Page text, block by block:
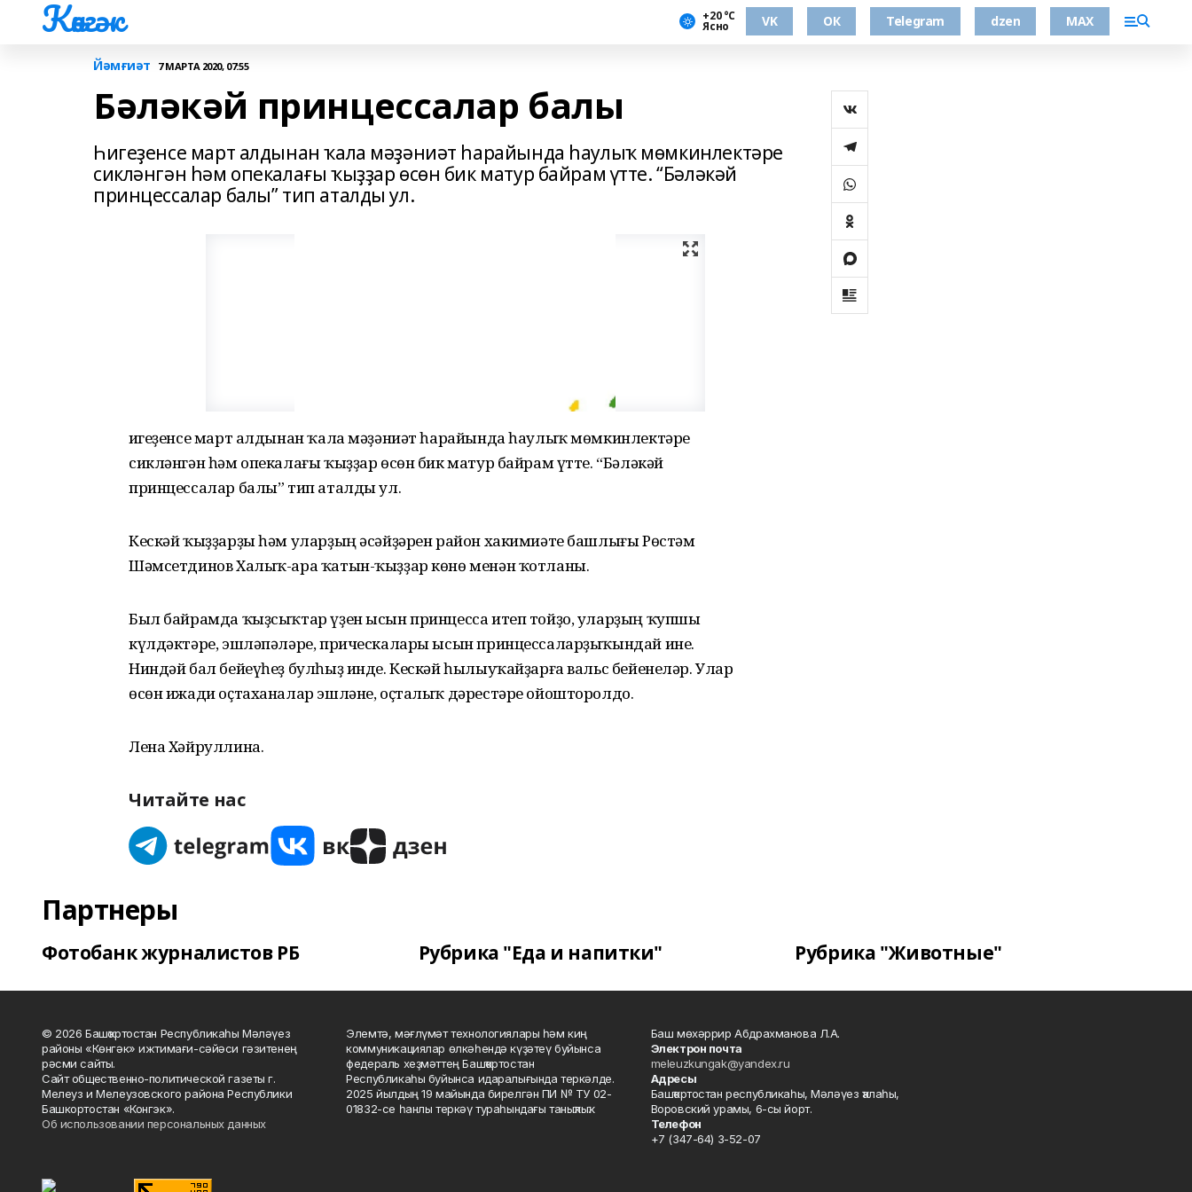
Көнгәк +20 °С
Ясно VK ОК Telegram dzen MAX
Йәмғиәт 7 МАРТА 2020, 07:55
Бәләкәй принцессалар балы
Һигеҙенсе март алдынан ҡала мәҙәниәт һарайында һаулыҡ мөмкинлектәре
сикләнгән һәм опекалағы ҡыҙҙар өсөн бик матур байрам үтте. “Бәләкәй
принцессалар балы” тип аталды ул.
Һигеҙенсе март алдынан ҡала мәҙәниәт һарайында һаулыҡ мөмкинлектәре
сикләнгән һәм опекалағы ҡыҙҙар өсөн бик матур байрам үтте. “Бәләкәй
принцессалар балы” тип аталды ул.
Кескәй ҡыҙҙарҙы һәм уларҙың әсәйҙәрен район хакимиәте башлығы Рөстәм
Шәмсетдинов Халыҡ-ара ҡатын-ҡыҙҙар көнө менән ҡотланы.
Был байрамда ҡыҙсыҡтар үҙен ысын принцесса итеп тойҙо, уларҙың ҡупшы
күлдәктәре, эшләпәләре, прическалары ысын принцессаларҙыҡындай ине.
Ниндәй бал бейеүһеҙ булһыҙ инде. Кескәй һылыуҡайҙарға вальс бейенеләр. Улар
өсөн ижади оҫтаханалар эшләне, оҫталыҡ дәрестәре ойошторолдо.
Лена Хәйруллина.
Читайте нас
Партнеры
Фотобанк журналистов РБ Рубрика "Еда и напитки" Рубрика "Животные"
© 2026 Башҡортостан Республикаһы Мәләүез
районы «Көнгәк» ижтимағи-сәйәси гәзитенең
рәсми сайты.
Сайт общественно-политической газеты г.
Мелеуз и Мелеузовского района Республики
Башкортостан «Конгэк».
Об использовании персональных данных
Элемтә, мәғлүмәт технологиялары һәм киң
коммуникациялар өлкәһендә күҙәтеү буйынса
федераль хеҙмәттең Башҡортостан
Республикаһы буйынса идаралығында теркәлде.
2025 йылдың 19 майында бирелгән ПИ № ТУ 02-
01832-се һанлы теркәү тураһындағы таныҡлыҡ.
Баш мөхәррир Абдрахманова Л.А.
Электрон почта
meleuzkungak@yandex.ru
Адресы
Башҡортостан республикаһы, Мәләүез ҡалаһы,
Воровский урамы, 6-сы йорт.
Телефон
+7 (347-64) 3-52-07